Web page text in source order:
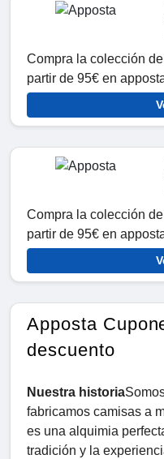
Compra la colección
partir de 95€ en
Compra la colección
partir de 95€ en
Apposta
descuento
Nuestra historia
fabricamos camisas a
es una alquimia
tradición y la